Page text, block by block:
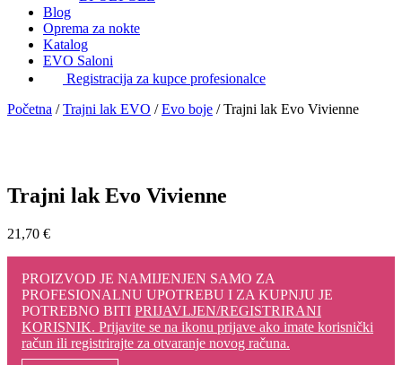
Blog
Oprema za nokte
Katalog
EVO Saloni
Registracija za kupce profesionalce
Početna / Trajni lak EVO / Evo boje /Trajni lak Evo Vivienne
Trajni lak Evo Vivienne
21,70 €
PROIZVOD JE NAMIJENJEN SAMO ZA
PROFESIONALNU UPOTREBU I ZA KUPNJU JE
POTREBNO BITI PRIJAVLJEN/REGISTRIRANI
KORISNIK. Prijavite se na ikonu prijave ako imate korisnički
račun ili registrirajte za otvaranje novog računa.